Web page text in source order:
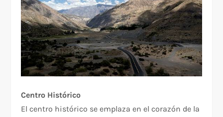
Centro Histórico
El centro histórico se emplaza en el corazón de la